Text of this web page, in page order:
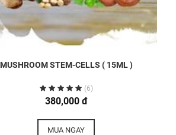
MUSHROOM STEM-CELLS ( 15ML )
(6)
380,000 đ
MUA NGAY